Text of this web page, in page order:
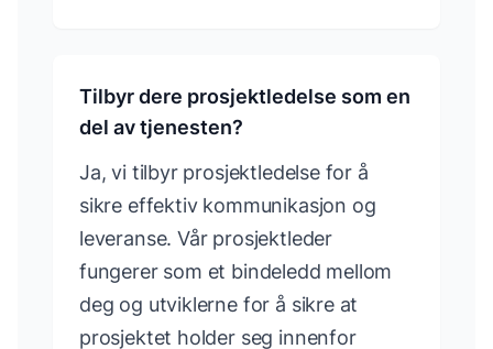
Tilbyr dere prosjektledelse som en
del av tjenesten?
Ja, vi tilbyr prosjektledelse for å
sikre effektiv kommunikasjon og
leveranse. Vår prosjektleder
fungerer som et bindeledd mellom
deg og utviklerne for å sikre at
prosjektet holder seg innenfor